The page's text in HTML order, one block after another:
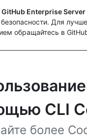
GitHub Enterprise
Для
обращайтесь в
CLI
более